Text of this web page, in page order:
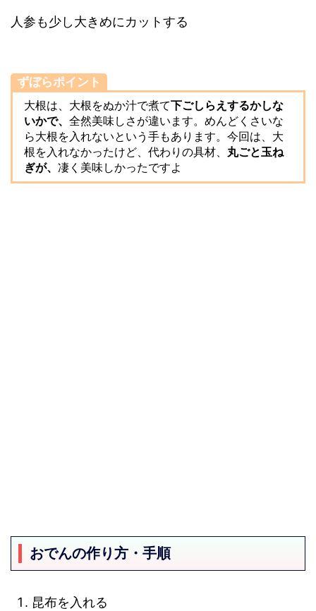
人参も少し大きめにカットする
ずぼらポイント
大根は、大根をぬか汁で煮て下ごしらえするかしな
いかで、 全然美味しさが違います。めんどくさいな
ら大根を入れないという手もあります。今回は、大
根を入れなかったけど、代わりの具材、 丸ごと玉ね
ぎが、 凄く美味しかったですよ
おでんの作り方・手順
昆布を入れる